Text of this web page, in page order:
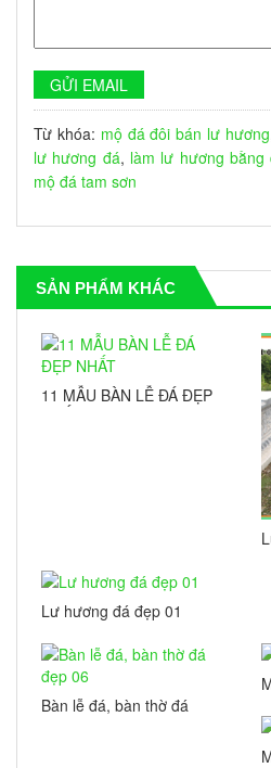
Từ khóa: mộ đá đôi bán lư hương
lư hương đá, làm lư hương bằng
mộ đá tam sơn
SẢN PHẨM KHÁC
11 MẪU BÀN LỄ ĐÁ ĐẸP
Lư hương đá đẹp 01
Bàn lễ đá, bàn thờ đá